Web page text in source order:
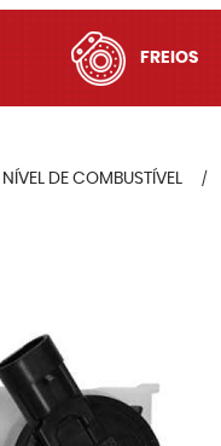
FREIOS
DE COMBUSTÍVEL